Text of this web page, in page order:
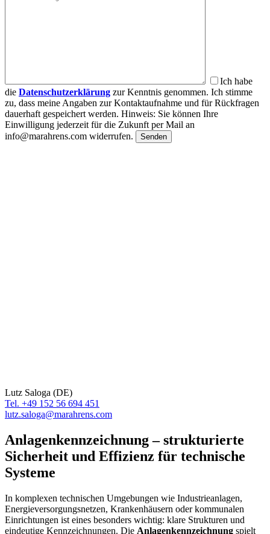
Ich habe
die Datenschutzerklärung zur Kenntnis genommen. Ich stimme
zu, dass meine Angaben zur Kontaktaufnahme und für Rückfragen
dauerhaft gespeichert werden. Hinweis: Sie können Ihre
Einwilligung jederzeit für die Zukunft per Mail an
info@marahrens.com widerrufen.
Lutz Saloga (DE)
Tel. +49 152 56 694 451
lutz.saloga@marahrens.com
Anlagenkennzeichnung – strukturierte
Sicherheit und Effizienz für technische
Systeme
In komplexen technischen Umgebungen wie Industrieanlagen,
Energieversorgungsnetzen, Krankenhäusern oder kommunalen
Einrichtungen ist eines besonders wichtig: klare Strukturen und
eindeutige Kennzeichnungen. Die Anlagenkennzeichnung spielt